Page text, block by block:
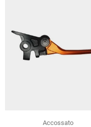
Accossato